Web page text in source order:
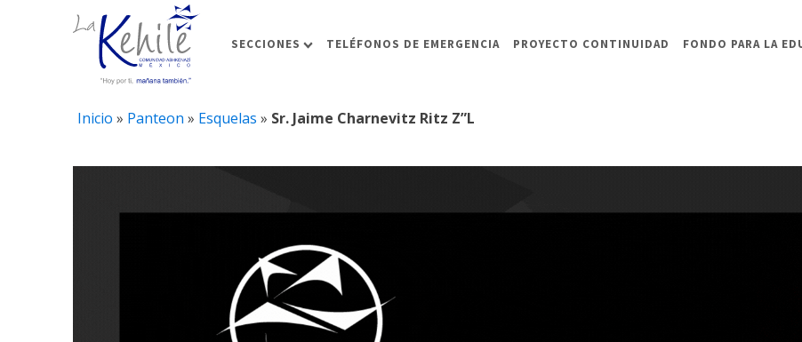
SECCIONES TELÉFONOS DE EMERGENCIA PROYECTO CONTINUIDAD FONDO PARA LA
Inicio » Panteon » Esquelas » Sr. Jaime Charnevitz Ritz Z”L